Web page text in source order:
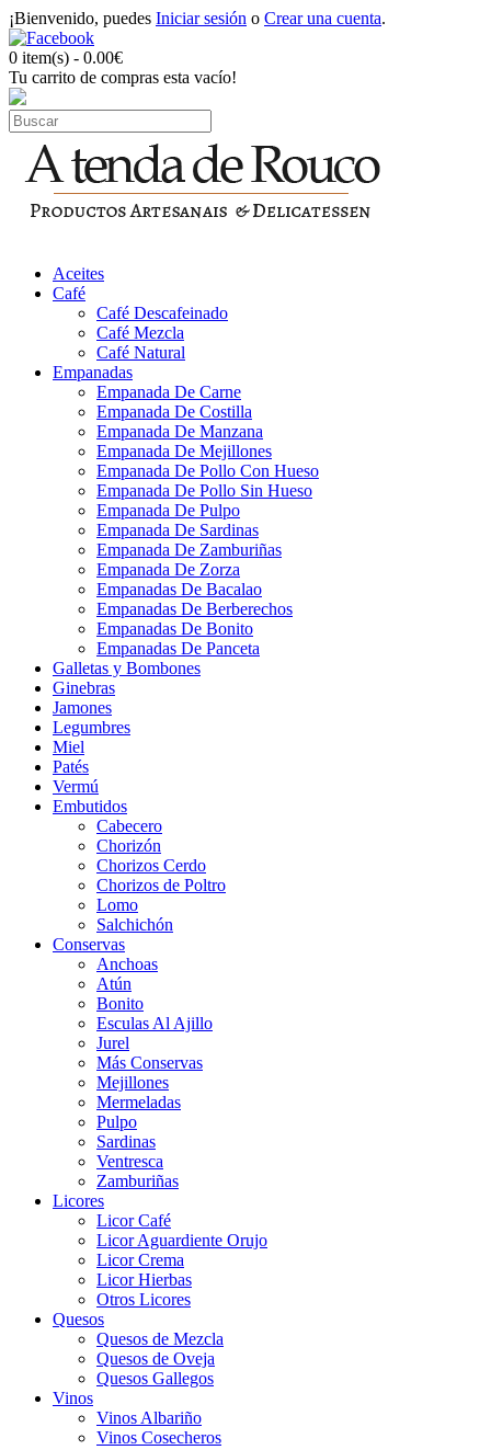
¡Bienvenido, puedes Iniciar sesión o Crear una cuenta.
0 item(s) - 0.00€
Tu carrito de compras esta vacío!
Aceites
Café
Café Descafeinado
Café Mezcla
Café Natural
Empanadas
Empanada De Carne
Empanada De Costilla
Empanada De Manzana
Empanada De Mejillones
Empanada De Pollo Con Hueso
Empanada De Pollo Sin Hueso
Empanada De Pulpo
Empanada De Sardinas
Empanada De Zamburiñas
Empanada De Zorza
Empanadas De Bacalao
Empanadas De Berberechos
Empanadas De Bonito
Empanadas De Panceta
Galletas y Bombones
Ginebras
Jamones
Legumbres
Miel
Patés
Vermú
Embutidos
Cabecero
Chorizón
Chorizos Cerdo
Chorizos de Poltro
Lomo
Salchichón
Conservas
Anchoas
Atún
Bonito
Esculas Al Ajillo
Jurel
Más Conservas
Mejillones
Mermeladas
Pulpo
Sardinas
Ventresca
Zamburiñas
Licores
Licor Café
Licor Aguardiente Orujo
Licor Crema
Licor Hierbas
Otros Licores
Quesos
Quesos de Mezcla
Quesos de Oveja
Quesos Gallegos
Vinos
Vinos Albariño
Vinos Cosecheros